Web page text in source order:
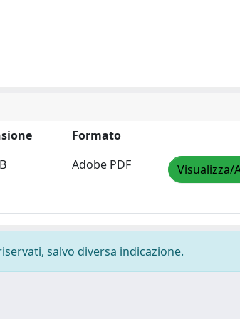
Formato
Adobe PDF Visualizza/
salvo diversa indicazione.